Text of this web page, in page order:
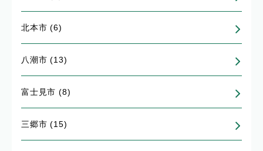
北本市 (6)
八潮市 (13)
富士見市 (8)
三郷市 (15)